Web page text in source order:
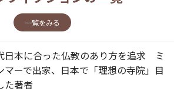
一覧をみる
日本に合った仏教のあり方を追求 ミ
マーで出家、日本で「理想の寺院」目
た著者